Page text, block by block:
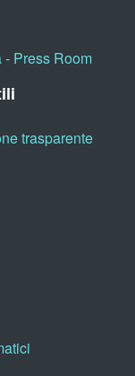
- Press Room
trasparente